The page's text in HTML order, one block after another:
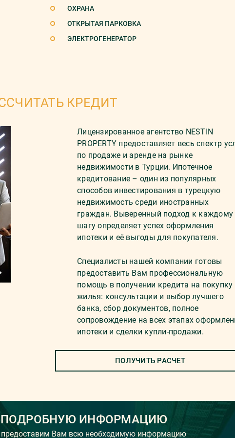
ОХРАНА
ОТКРЫТАЯ ПАРКОВКА
ЭЛЕКТРОГЕНЕРАТОР
КРЕДИТ
Лицензированное агентство NESTIN
PROPERTY предоставляет весь спектр
по продаже и аренде на рынке
недвижимости в Турции. Ипотечное
кредитование – один из популярных
способов инвестирования в турецкую
недвижимость среди иностранных
граждан. Выверенный подход к каждому
шагу определяет успех оформления
ипотеки и её выгоды для покупателя.
Специалисты нашей компании готовы
предоставить Вам профессиональную
помощь в получении кредита на покупку
жилья: консультации и выбор лучшего
банка, сбор документов, полное
сопровождение на всех этапах
ипотеки и сделки купли-продажи.
ПОЛУЧИТЬ РАСЧЕТ
ПОДРОБНУЮ ИНФОРМАЦИЮ
Вам всю необходимую информацию